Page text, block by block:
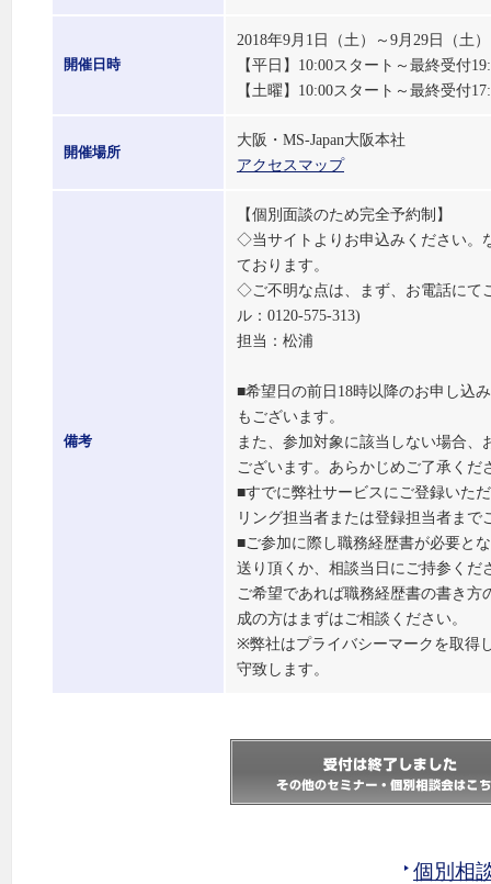
開催日時
2018年9月1日（土）～9月29日（
【平日】10:00スタート～最終受付
【土曜】10:00スタート～最終受付
開催場所
大阪・MS-Japan大阪本社
アクセスマップ
備考
【個別面談のため完全予約制】
◇当サイトよりお申込みください。
ております。
◇ご不明な点は、まず、お電話にて
ル：0120-575-313)
担当：松浦
■希望日の前日18時以降のお申し込
もございます。
また、参加対象に該当しない場合
ございます。あらかじめご了承くだ
■すでに弊社サービスにご登録いた
リング担当者または登録担当者まで
■ご参加に際し職務経歴書が必要と
送り頂くか、相談当日にご持参くだ
ご希望であれば職務経歴書の書き
成の方はまずはご相談ください。
※弊社はプライバシーマークを取得
守致します。
個別相